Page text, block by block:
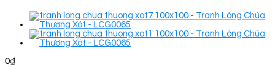
0₫